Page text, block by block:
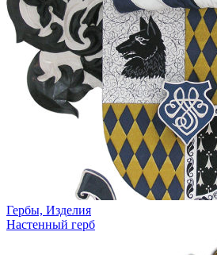
Гербы, Изделия
Настенный герб